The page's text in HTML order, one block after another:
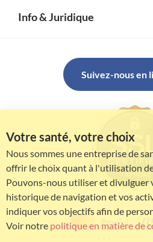
Info & Juridique
Suivez-nous en
Votre santé, votre choix
Nous sommes une entreprise de
offrir le choix quant à l'utilisation
Pouvons-nous utiliser et
historique de navigation et vos
indiquer vos objectifs afin de
Voir notre politique en matière de